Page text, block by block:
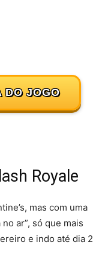
DO JOGO
Royale
mas com uma
ar”, só que mais
e indo até dia 2